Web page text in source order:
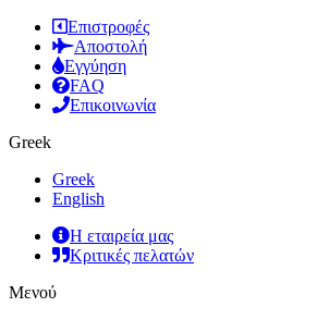
Επιστροφές
Αποστολή
Εγγύηση
FAQ
Επικοινωνία
Greek
Greek
English
Η εταιρεία μας
Κριτικές πελατών
Μενού